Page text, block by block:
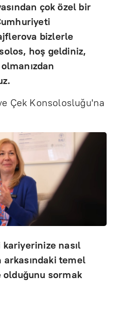
çok özel bir
bizlerle
hoş geldiniz,
Çek Konsolosluğu'na
nasıl
arkasındaki temel
sormak